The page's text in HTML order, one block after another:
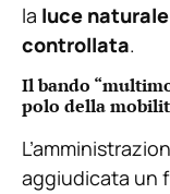
la luce
controllata.
Il bando
polo della
aggiudicata un